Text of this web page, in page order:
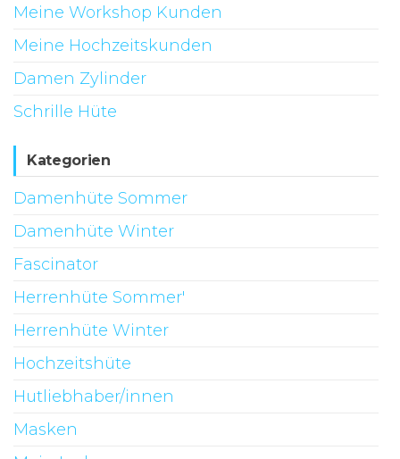
Meine Workshop Kunden
Meine Hochzeitskunden
Damen Zylinder
Schrille Hüte
Kategorien
Damenhüte Sommer
Damenhüte Winter
Fascinator
Herrenhüte Sommer'
Herrenhüte Winter
Hochzeitshüte
Hutliebhaber/innen
Masken